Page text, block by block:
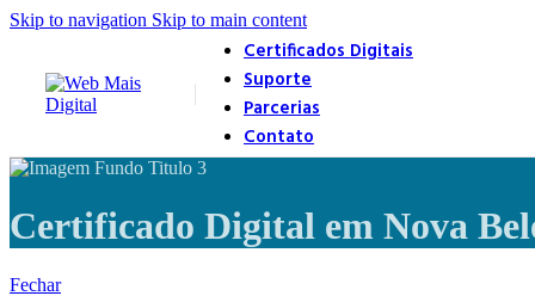
Skip to navigation Skip to main content
Certificados Digitais
Suporte
Parcerias
Contato
Certificado Digital em Nova
Fechar